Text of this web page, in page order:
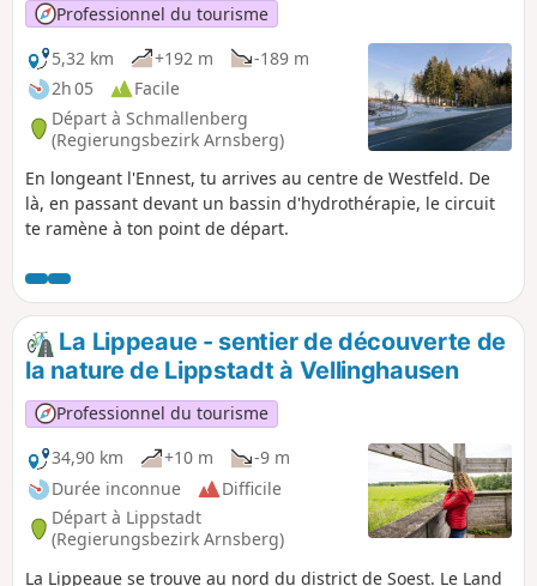
Professionnel du tourisme
5,32 km
+192 m
-189 m
2h 05
Facile
Départ à Schmallenberg
(Regierungsbezirk Arnsberg)
En longeant l'Ennest, tu arrives au centre de Westfeld. De
là, en passant devant un bassin d'hydrothérapie, le circuit
te ramène à ton point de départ.
La Lippeaue - sentier de découverte de
la nature de Lippstadt à Vellinghausen
Professionnel du tourisme
34,90 km
+10 m
-9 m
Durée inconnue
Difficile
Départ à Lippstadt
(Regierungsbezirk Arnsberg)
La Lippeaue se trouve au nord du district de Soest. Le Land